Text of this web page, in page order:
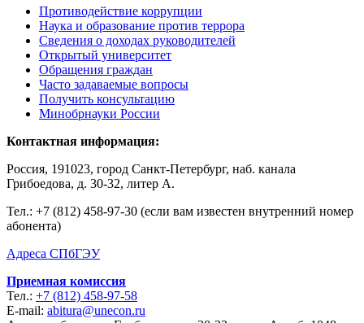
Противодействие коррупции
Наука и образование против террора
Сведения о доходах руководителей
Открытый университет
Обращения граждан
Часто задаваемые вопросы
Получить консультацию
Минобрнауки России
Контактная информация:
Россия, 191023, город Санкт-Петербург, наб. канала
Грибоедова, д. 30-32, литер А.
Тел.: +7 (812) 458-97-30 (если вам известен внутренний номер
абонента)
Адреса СПбГЭУ
Приемная комиссия
Тел.: +7 (812) 458-97-58
E-mail: abitura@unecon.ru